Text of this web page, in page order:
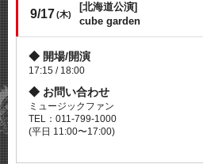
9/17(木)
[北海道公演]
cube garden
開場/開演
17:15 / 18:00
お問い合わせ
ミュージックファン
TEL：011-799-1000
(平日 11:00〜17:00)